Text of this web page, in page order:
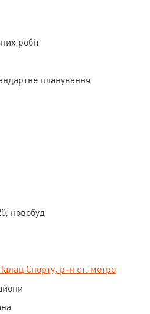
робіт
планування
новобуд
Спорту, р-н ст. метро